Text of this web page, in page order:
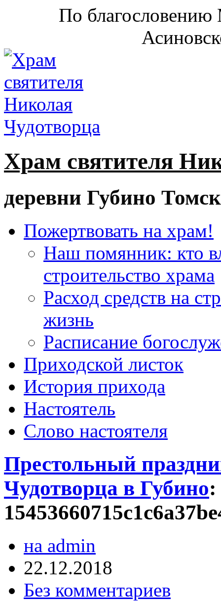
По благословению
Храм святителя
деревни Губино
Пожертвовать на храм!
Наш помянник: кто
строительство храма
Расход средств на
жизнь
Расписание
Приходской листок
История прихода
Настоятель
Слово настоятеля
Престольный
Чудотворца в Губино:
на admin
22.12.2018
Без комментариев